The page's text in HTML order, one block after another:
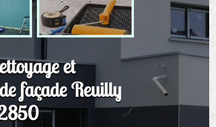
et
façade Reuilly